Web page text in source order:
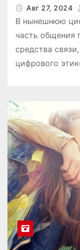
Авг 27, 2024
В нынешнюю
часть общения
средства
цифрового